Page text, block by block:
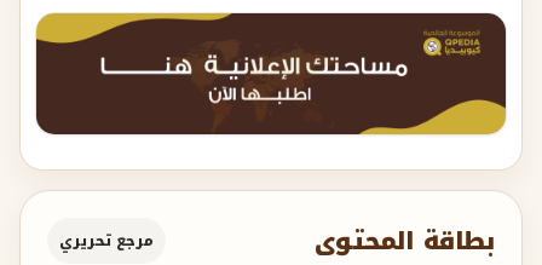
بطاقة المحتوى مرجع تحريري